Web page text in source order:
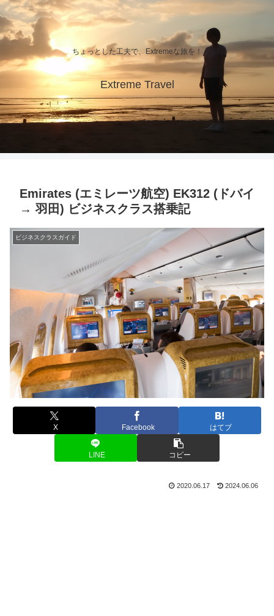
ちょっとした工夫で、Extremeな旅を！
Extreme Travel
Emirates (エミレーツ航空) EK312 (ドバイ
→ 羽田) ビジネスクラス搭乗記
ビジネスクラスガイド
X Facebook はてブ
LINE コピー
2020.06.17 2024.06.06